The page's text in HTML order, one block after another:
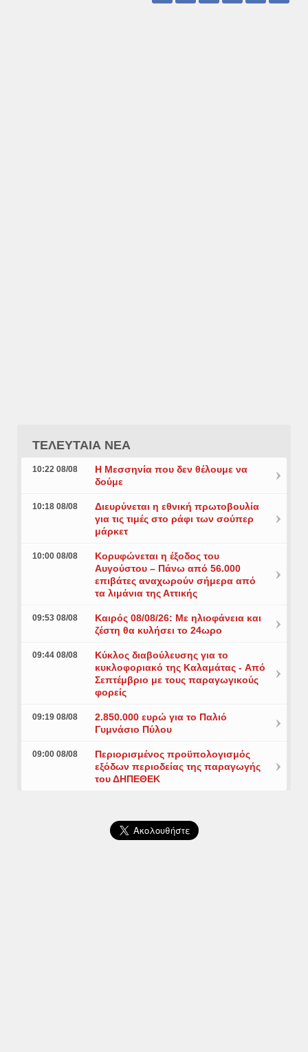
ΤΕΛΕΥΤΑΙΑ ΝΕΑ
10:22 08/08
Η Μεσσηνία που δεν θέλουμε να
δούμε
10:18 08/08
Διευρύνεται η εθνική πρωτοβουλία
για τις τιμές στο ράφι των σούπερ
μάρκετ
10:00 08/08
Κορυφώνεται η έξοδος του
Αυγούστου – Πάνω από 56.000
επιβάτες αναχωρούν σήμερα από
τα λιμάνια της Αττικής
09:53 08/08
Καιρός 08/08/26: Με ηλιοφάνεια και
ζέστη θα κυλήσει το 24ωρο
09:44 08/08
Κύκλος διαβούλευσης για το
κυκλοφοριακό της Καλαμάτας - Aπό
Σεπτέμβριο με τους παραγωγικούς
φορείς
09:19 08/08
2.850.000 ευρώ για το Παλιό
Γυμνάσιο Πύλου
09:00 08/08
Περιορισμένος προϋπολογισμός
εξόδων περιοδείας της παραγωγής
του ΔΗΠΕΘΕΚ